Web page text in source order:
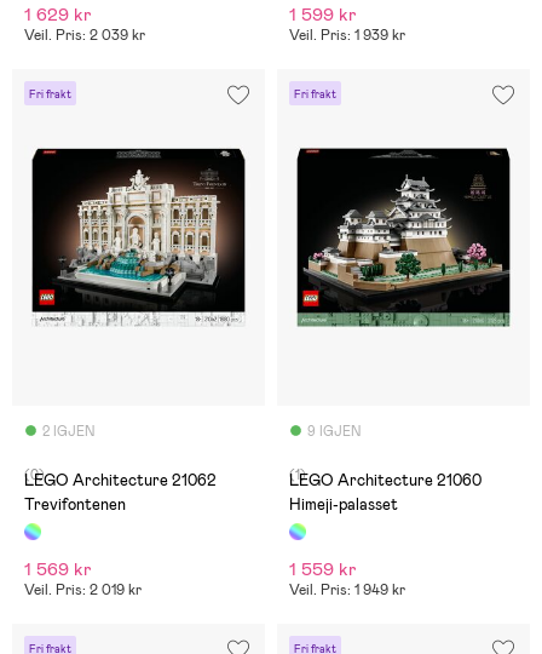
1 629 kr
Veil. Pris: 2 039 kr
1 599 kr
Veil. Pris: 1 939 kr
Fri frakt
2 IGJEN
(0)
LEGO Architecture 21062
Trevifontenen
1 569 kr
Veil. Pris: 2 019 kr
Fri frakt
9 IGJEN
(1)
LEGO Architecture 21060
Himeji-palasset
1 559 kr
Veil. Pris: 1 949 kr
Fri frakt Fri frakt